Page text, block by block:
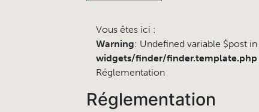
Vous êtes ici :
Warning: Undefined variable $post in
widgets/finder/finder.template.php
Réglementation
Réglementation